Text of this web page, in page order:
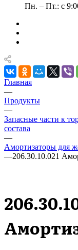
Пн. – Пт.: с
Главная
—
Продукты
—
Запасные части к
состава
—
Амортизаторы для
—206.30.10.021